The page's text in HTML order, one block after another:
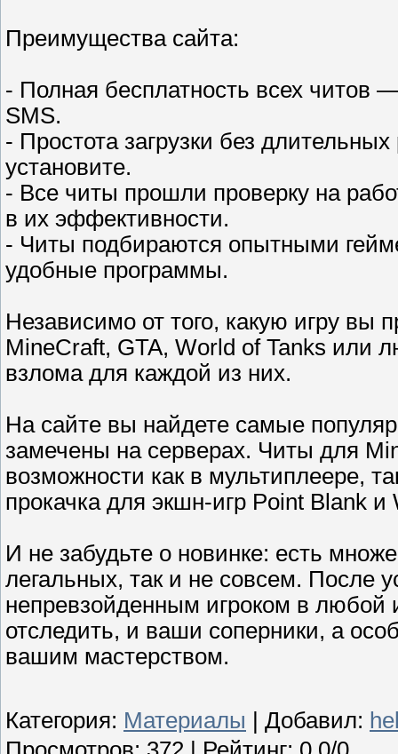
Преимущества сайта:
- Полная бесплатность всех читов
SMS.
- Простота загрузки без
установите.
- Все читы прошли проверку на
в их эффективности.
- Читы подбираются опытными
удобные программы.
Независимо от того, какую игру вы
MineCraft, GTA, World of Tanks или
взлома для каждой из них.
На сайте вы найдете самые
замечены на серверах. Читы для
возможности как в мультиплеере,
прокачка для экшн-игр Point Blank
И не забудьте о новинке: есть
легальных, так и не совсем. После
непревзойденным игроком в
отследить, и ваши соперники, а
вашим мастерством.
Категория: Материалы Добавил: